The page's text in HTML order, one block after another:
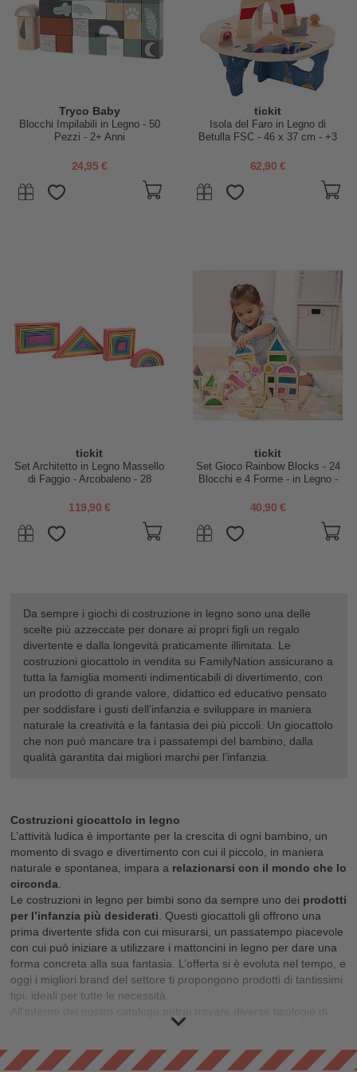
Tryco Baby
Blocchi Impilabili in Legno - 50
Pezzi - 2+ Anni
24,95 €
tickit
Isola del Faro in Legno di
Betulla FSC - 46 x 37 cm - +3
62,90 €
tickit
Set Architetto in Legno Massello
di Faggio - Arcobaleno - 28
119,90 €
tickit
Set Gioco Rainbow Blocks - 24
Blocchi e 4 Forme - in Legno -
40,90 €
Da sempre i giochi di costruzione in legno sono una delle
scelte più azzeccate per donare ai propri figli un regalo
divertente e dalla longevità praticamente illimitata. Le
costruzioni giocattolo in vendita su FamilyNation assicurano a
tutta la famiglia momenti indimenticabili di divertimento, con
un prodotto di grande valore, didattico ed educativo pensato
per soddisfare i gusti dell’infanzia e sviluppare in maniera
naturale la creatività e la fantasia dei più piccoli. Un giocattolo
che non può mancare tra i passatempi del bambino, dalla
qualità garantita dai migliori marchi per l’infanzia.
Costruzioni giocattolo in legno
L’attività ludica è importante per la crescita di ogni bambino, un
momento di svago e divertimento con cui il piccolo, in maniera
naturale e spontanea, impara a relazionarsi con il mondo che lo
circonda.
Le costruzioni in legno per bimbi sono da sempre uno dei prodotti
per l’infanzia più desiderati. Questi giocattoli gli offrono una
prima divertente sfida con cui misurarsi, un passatempo piacevole
con cui può iniziare a utilizzare i mattoncini in legno per dare una
forma concreta alla sua fantasia. L’offerta si è evoluta nel tempo, e
oggi i migliori brand del settore ti propongono prodotti di tantissimi
tipi, ideali per tutte le necessità.
costruzioni giocattolo in legno adatte a tutti i gusti, da quelli per i
geometriche dei mattoncini e per realizzare le prime composizioni,